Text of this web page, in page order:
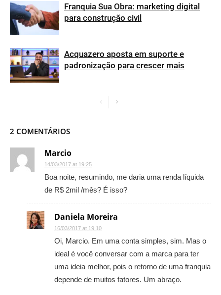
Franquia Sua Obra: marketing digital
para construção civil
Acquazero aposta em suporte e
padronização para crescer mais
2 COMENTÁRIOS
Marcio
14/03/2017 at 19:25
Boa noite, resumindo, me daria uma renda líquida
de R$ 2mil /mês? É isso?
Daniela Moreira
16/03/2017 at 19:10
Oi, Marcio. Em uma conta simples, sim. Mas o
ideal é você conversar com a marca para ter
uma ideia melhor, pois o retorno de uma franquia
depende de muitos fatores. Um abraço.